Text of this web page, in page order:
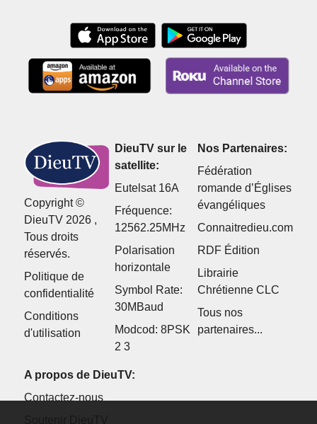
Copyright ©
DieuTV 2026 ,
Tous droits
réservés.
Politique de
confidentialité
Conditions
d'utilisation
DieuTV sur le
satellite:
Eutelsat 16A
Fréquence:
12562.25MHz
Polarisation
horizontale
Symbol Rate:
30MBaud
Modcod: 8PSK
2 3
Nos Partenaires:
Fédération
romande d’Églises
évangéliques
Connaitredieu.com
RDF Édition
Librairie
Chrétienne CLC
Tous nos
partenaires...
A propos de DieuTV:
Contactez-nous